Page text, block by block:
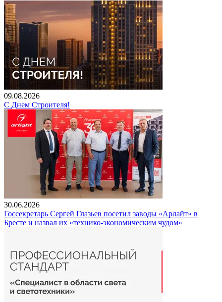
09.08.2026
С Днем Строителя!
30.06.2026
Госсекретарь Сергей Глазьев посетил заводы «Арлайт» в
Бресте и назвал их «технико-экономическим чудом»